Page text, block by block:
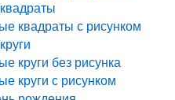
квадраты с рисунком
круги без рисунка
круги с рисунком